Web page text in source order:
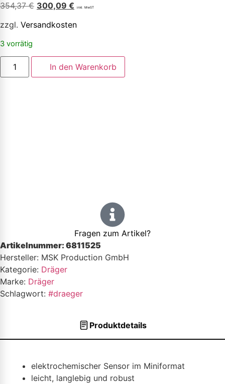
354,37€ 300,09 € inkl. MwST
zzgl. Versandkosten
3 vorrätig
In den Warenkorb
Fragen zum Artikel?
Artikelnummer: 6811525
Kategorie: Dräger
Schlagwort: #draeger
Hersteller: MSK Production GmbH
Marke: Dräger
Produktdetails
elektrochemischer Sensor im Miniformat
leicht, langlebig und robust